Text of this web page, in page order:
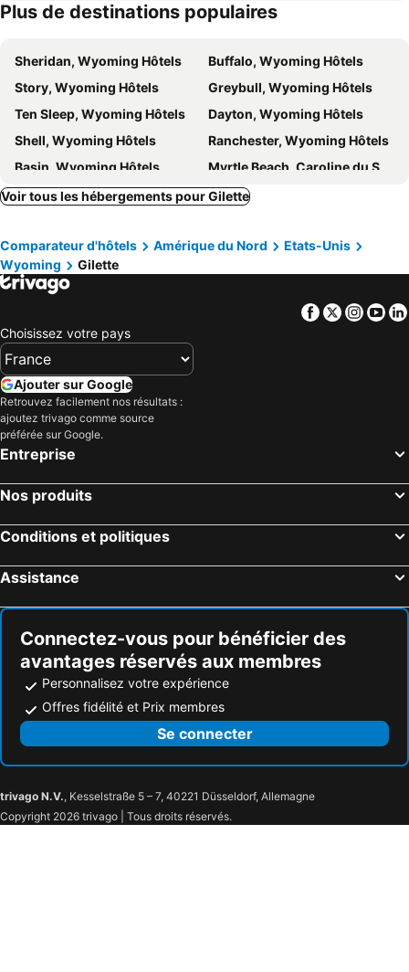
Plus de destinations populaires
Sheridan, Wyoming Hôtels
Buffalo, Wyoming Hôtels
Story, Wyoming Hôtels
Greybull, Wyoming Hôtels
Ten Sleep, Wyoming Hôtels
Dayton, Wyoming Hôtels
Shell, Wyoming Hôtels
Ranchester, Wyoming Hôtels
Basin, Wyoming Hôtels
Myrtle Beach, Caroline du Sud Hôtels
Panama City Beach, Floride Hôtels
Orlando, Floride Hôtels
Destin, Floride Hôtels
Miami, Floride Hôtels
Honolulu, Hawaii Hôtels
Gatlinburg, Tennessee Hôtels
Voir tous les hébergements pour Gilette
Comparateur d'hôtels Amérique du Nord
Etats-Unis
Wyoming
Gilette
Facebook
Twitter
Choisissez votre pays
Ajouter sur Google
Retrouvez facilement nos résultats :
ajoutez trivago comme source
préférée sur Google.
Entreprise
Nos produits
Conditions et politiques
Assistance
Connectez-vous pour bénéficier des
avantages réservés aux membres
Personnalisez votre expérience
Offres fidélité et Prix membres
Se connecter
trivago N.V., Kesselstraße 5 – 7, 40221 Düsseldorf, Allemagne
Copyright 2026 trivago | Tous droits réservés.